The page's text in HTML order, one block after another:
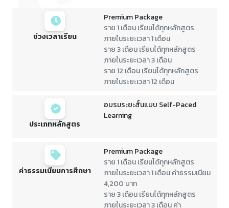
ช่วงเวลาเรียน
Premium Package
ราย 1 เดือน เรียนได้ทุกหลักสูตร
ภายในระยะเวลา 1 เดือน
ราย 3 เดือน เรียนได้ทุกหลักสูตร
ภายในระยะเวลา 3 เดือน
ราย 12 เดือน เรียนได้ทุกหลักสูตร
ภายในระยะเวลา 12 เดือน
ประเภทหลักสูตร
อบรมระยะสั้นแบบ Self-Paced
Learning
ค่าธรรมเนียมการศึกษา
Premium Package
ราย 1 เดือน เรียนได้ทุกหลักสูตร
ภายในระยะเวลา 1 เดือน ค่าธรรมเนียม
4,200 บาท
ราย 3 เดือน เรียนได้ทุกหลักสูตร
ภายในระยะเวลา 3 เดือน ค่า